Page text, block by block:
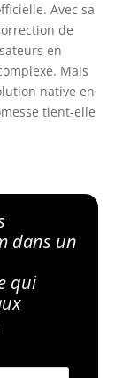
Avec sa
de
en
Mais
native en
tient-elle
dans un
qui